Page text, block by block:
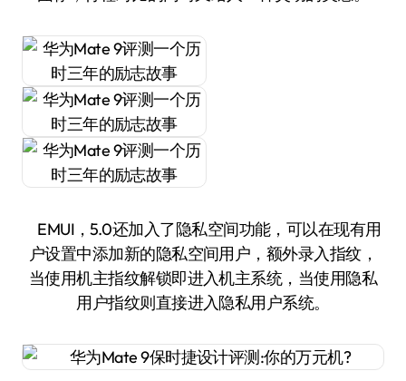
EMUI，5.0还加入了隐私空间功能，可以在现有用
户设置中添加新的隐私空间用户，额外录入指纹，
当使用机主指纹解锁即进入机主系统，当使用隐私
用户指纹则直接进入隐私用户系统。